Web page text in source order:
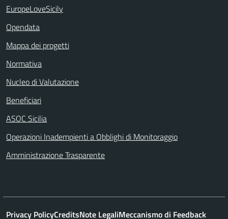
EuropeLoveSicily
Opendata
Mappa dei progetti
Normativa
Nucleo di Valutazione
Beneficiari
ASOC Sicilia
Operazioni Inadempienti a Obblighi di Monitoraggio
Amministrazione Trasparente
Privacy PolicyCreditsNote LegaliMeccanismo di Feedback